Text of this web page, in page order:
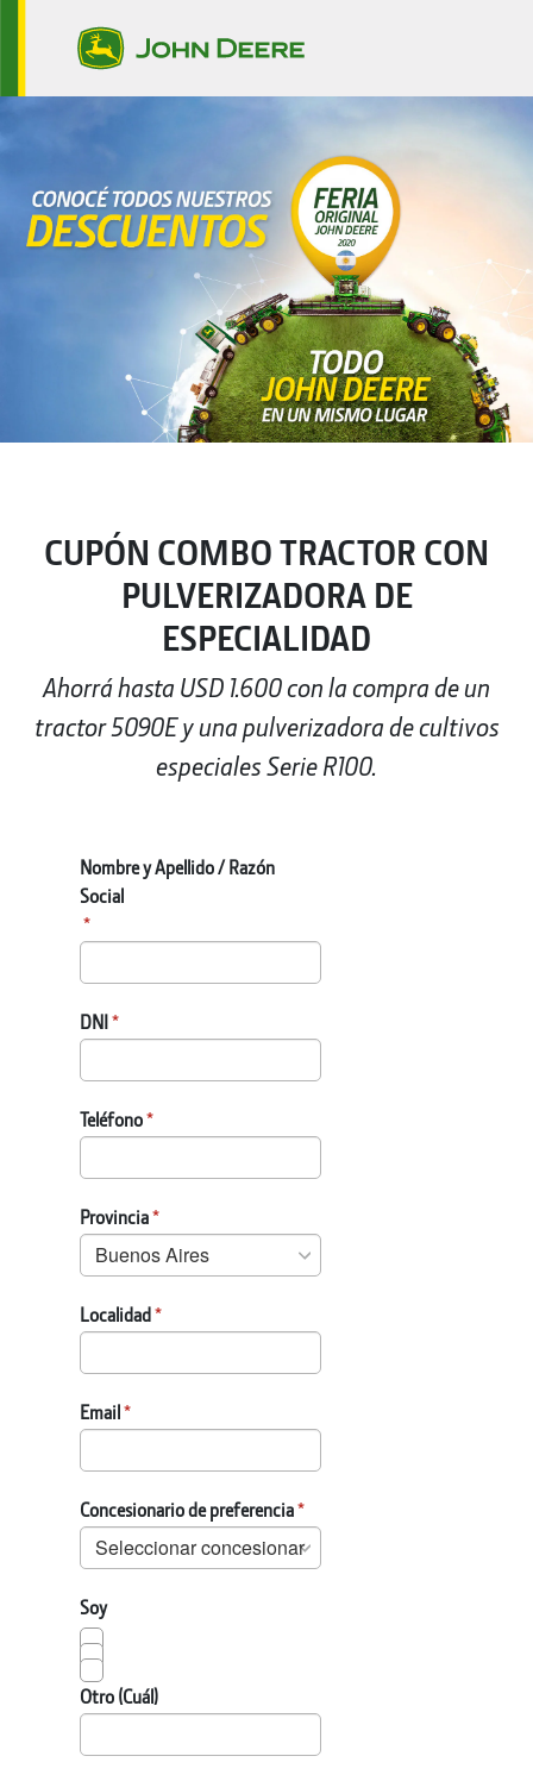
CUPÓN COMBO TRACTOR CON
PULVERIZADORA DE
ESPECIALIDAD
Ahorrá hasta USD 1.600 con la compra de un
tractor 5090E y una pulverizadora de cultivos
especiales Serie R100.
Nombre y Apellido / Razón
Social
DNI
Teléfono
Provincia
Localidad
Email
Concesionario de preferencia
Soy
Otro (Cuál)